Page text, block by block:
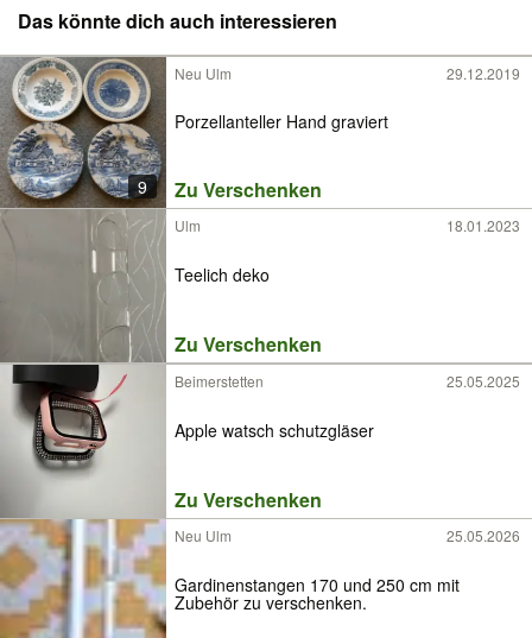
Das könnte dich auch interessieren
9
Neu Ulm 29.12.2019
Porzellanteller Hand graviert
Zu Verschenken
Ulm 18.01.2023
Teelich deko
Zu Verschenken
Beimerstetten 25.05.2025
Apple watsch schutzgläser
Zu Verschenken
Neu Ulm 25.05.2026
Gardinenstangen 170 und 250 cm mit
Zubehör zu verschenken.